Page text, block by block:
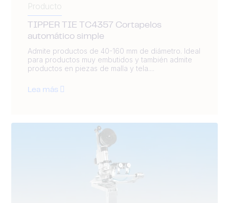
Producto
TIPPER TIE TC4357 Cortapelos
automático simple
Admite productos de 40-160 mm de diámetro. Ideal
para productos muy embutidos y también admite
productos en piezas de malla y tela....
Lea más